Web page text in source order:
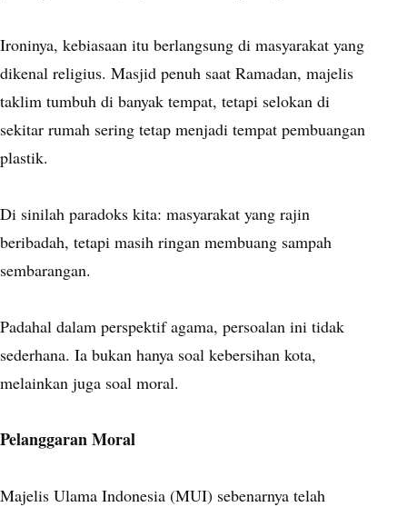
Ironinya, kebiasaan itu berlangsung di masyarakat yang
dikenal religius. Masjid penuh saat Ramadan, majelis
taklim tumbuh di banyak tempat, tetapi selokan di
sekitar rumah sering tetap menjadi tempat pembuangan
plastik.
Di sinilah paradoks kita: masyarakat yang rajin
beribadah, tetapi masih ringan membuang sampah
sembarangan.
Padahal dalam perspektif agama, persoalan ini tidak
sederhana. Ia bukan hanya soal kebersihan kota,
melainkan juga soal moral.
Pelanggaran Moral
Majelis Ulama Indonesia (MUI) sebenarnya telah